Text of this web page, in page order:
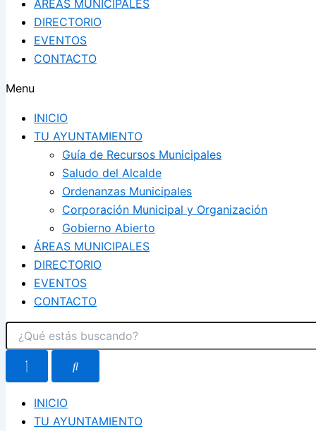
ÁREAS MUNICIPALES
DIRECTORIO
EVENTOS
CONTACTO
Menu
INICIO
TU AYUNTAMIENTO
Guía de Recursos Municipales
Saludo del Alcalde
Ordenanzas Municipales
Corporación Municipal y Organización
Gobierno Abierto
ÁREAS MUNICIPALES
DIRECTORIO
EVENTOS
CONTACTO
INICIO
TU AYUNTAMIENTO